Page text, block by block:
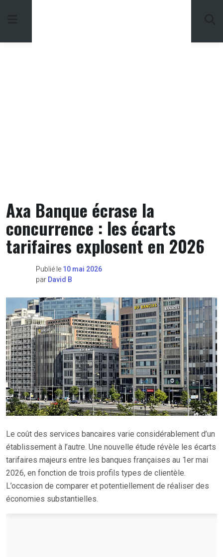
Axa Banque écrase la
concurrence : les écarts
tarifaires explosent en 2026
Publié le 10 mai 2026
par David B
Le coût des services bancaires varie considérablement d’un
établissement à l’autre. Une nouvelle étude révèle les écarts
tarifaires majeurs entre les banques françaises au 1er mai
2026, en fonction de trois profils types de clientèle.
L’occasion de comparer et potentiellement de réaliser des
économies substantielles.